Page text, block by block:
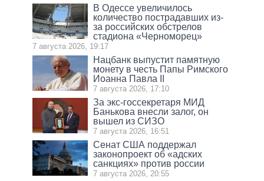
В Одессе увеличилось
количество пострадавших из-
за российских обстрелов
стадиона «Черноморец»
7 августа 2026, 19:17
Нацбанк выпустит памятную
монету в честь Папы Римского
Иоанна Павла II
7 августа 2026, 17:10
За экс-госсекретаря МИД
Банькова внесли залог, он
вышел из СИЗО
7 августа 2026, 16:51
Сенат США поддержал
законопроект об «адских
санкциях» против россии
7 августа 2026, 20:55